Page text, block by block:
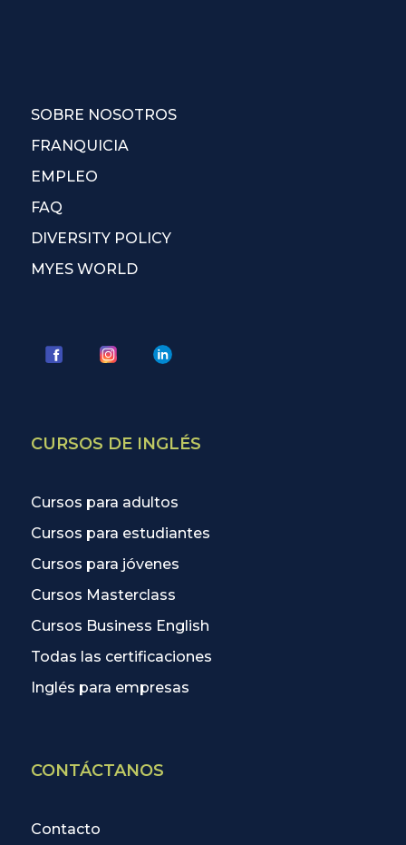
SOBRE NOSOTROS
FRANQUICIA
EMPLEO
FAQ
DIVERSITY POLICY
MYES WORLD
CURSOS DE INGLÉS
Cursos para adultos
Cursos para estudiantes
Cursos para jóvenes
Cursos Masterclass
Cursos Business English
Todas las certificaciones
Inglés para empresas
CONTÁCTANOS
Contacto